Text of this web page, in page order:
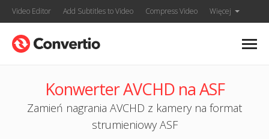
Video Editor Add Subtitles to Video Compress Video Więcej
Konwerter AVCHD na ASF
Zamień nagrania AVCHD z kamery na format
strumieniowy ASF